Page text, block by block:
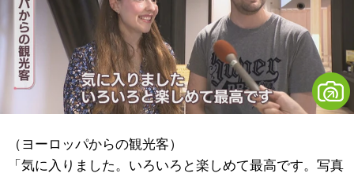
（ヨーロッパからの観光客）
「気に入りました。いろいろと楽しめて最高です。写真